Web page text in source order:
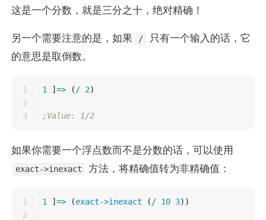
这是一个分数，就是三分之十，绝对精确！
另一个需要注意的是，如果 /
只有一个输入的话，它
的意思是取倒数。
1
2
1 ] => ( / 2)
;Value: 1/2
如果你需要一个浮点数而不是分数的话，可以使用
exact->inexact 方法，将精确值转为非精确值：
1
2
1 ] => (exact->inexact (/ 10 3))